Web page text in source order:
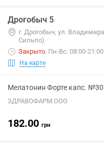
Дрогобыч 5
г. Дрогобыч, ул.
Сильпо)
Закрыто. Пн-Вс: 08:00-21:00
На карте
Мелатонин Форте капс.
ЗДРАВОФАРМ ООО
182.00 грн